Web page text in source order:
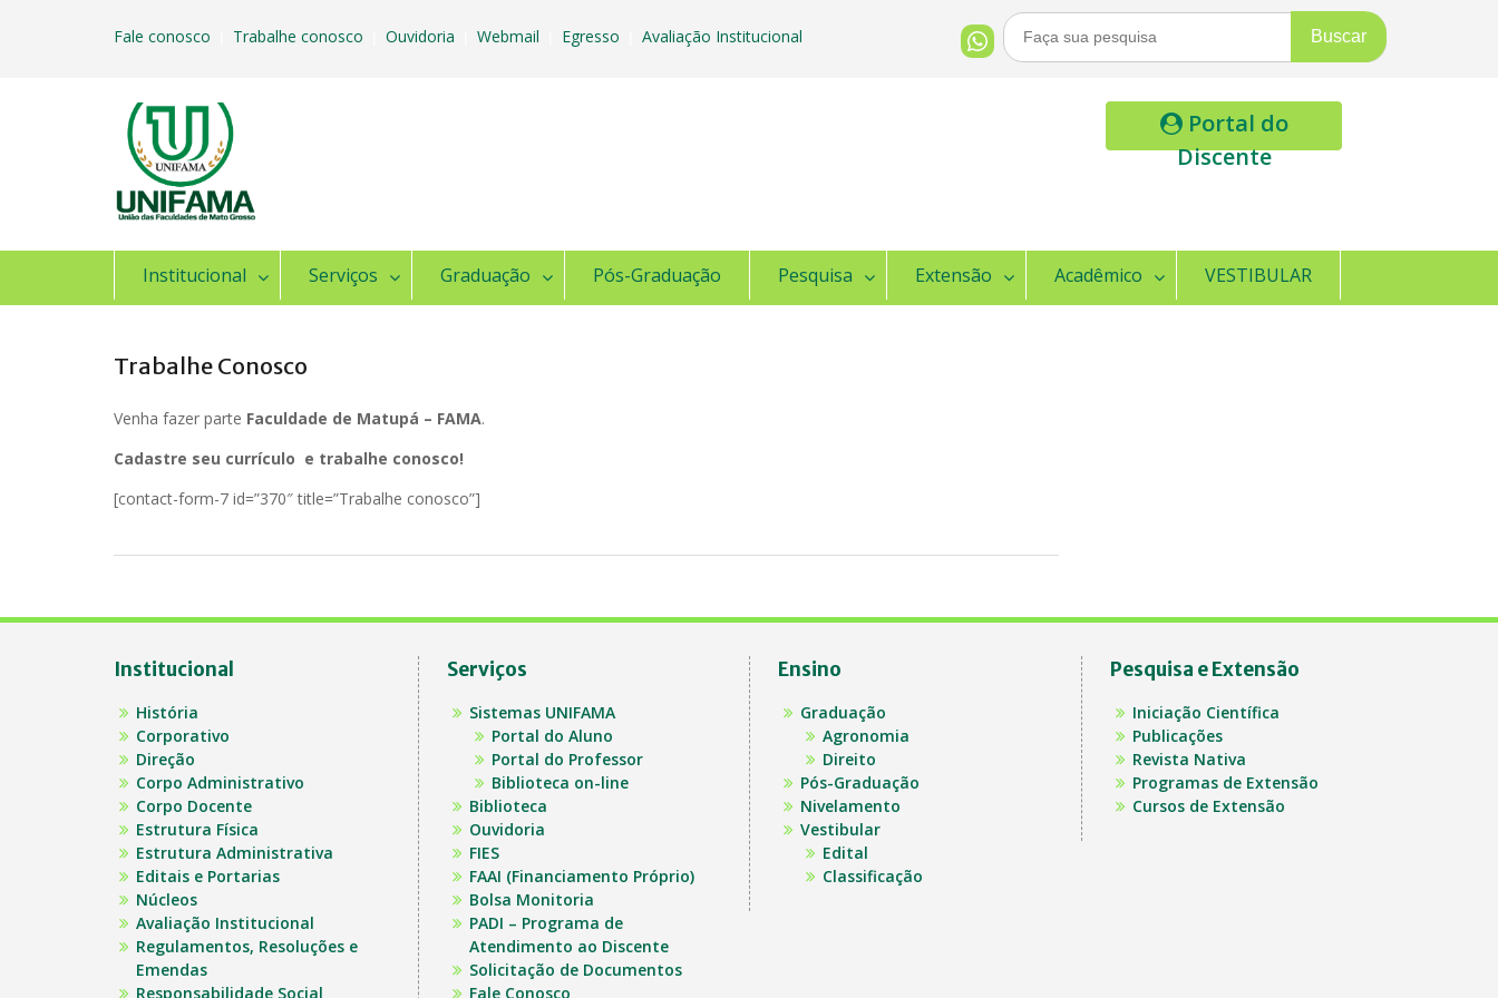
Fale conosco Trabalhe conosco Ouvidoria Webmail Egresso Avaliação Institucional
Buscar
Por:
Portal do
Discente
Institucional Serviços Graduação Pós-Graduação Pesquisa Extensão Acadêmico VESTIBULAR
Trabalhe Conosco
Venha fazer parte Faculdade de Matupá – FAMA.
Cadastre seu currículo e trabalhe conosco!
[contact-form-7 id=”370″ title=”Trabalhe conosco”]
Institucional
História
Corporativo
Direção
Corpo Administrativo
Corpo Docente
Estrutura Física
Estrutura Administrativa
Editais e Portarias
Núcleos
Avaliação Institucional
Regulamentos, Resoluções e
Emendas
Responsabilidade Social
Serviços
Sistemas UNIFAMA
Portal do Aluno
Portal do Professor
Biblioteca on-line
Biblioteca
Ouvidoria
FIES
FAAI (Financiamento Próprio)
Bolsa Monitoria
PADI – Programa de
Atendimento ao Discente
Solicitação de Documentos
Fale Conosco
Ensino
Graduação
Agronomia
Direito
Pós-Graduação
Nivelamento
Vestibular
Edital
Classificação
Pesquisa e Extensão
Iniciação Científica
Publicações
Revista Nativa
Programas de Extensão
Cursos de Extensão